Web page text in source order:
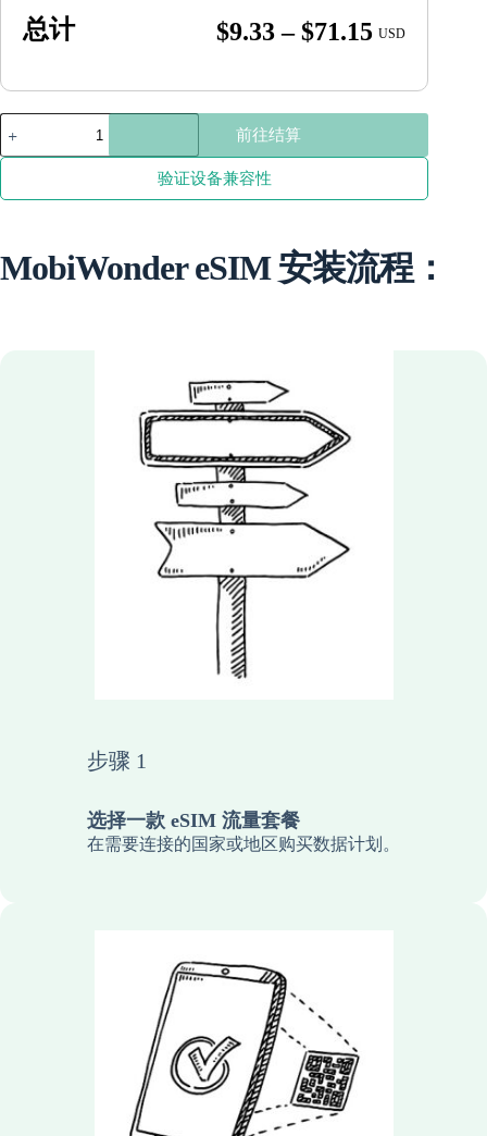
总计 $9.33 – $71.15Price
$9.33
through
$71.15
USD
斯
里
兰
数
前往结算
验证设备兼容性
MobiWonder eSIM 安装流程：
步骤 1
选择一款 eSIM 流量套餐
在需要连接的国家或地区购买数据计划。